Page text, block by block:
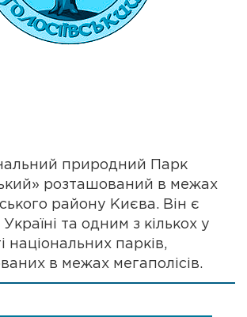
природний Парк
розташований в межах
району Києва. Він є
та одним з кількох у
національних парків,
в межах мегаполісів.